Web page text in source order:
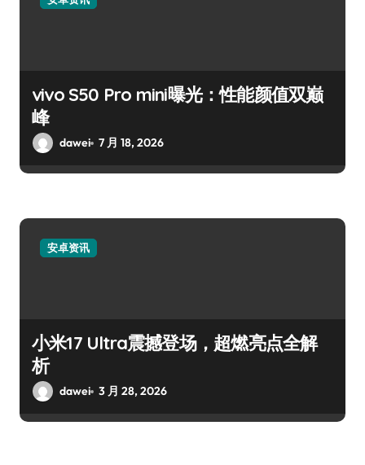
vivo S50 Pro mini曝光：性能颜值双巅
峰
dawei 7 月 18, 2026
安卓资讯
小米17 Ultra震撼登场，超燃亮点全解
析
dawei 3 月 28, 2026